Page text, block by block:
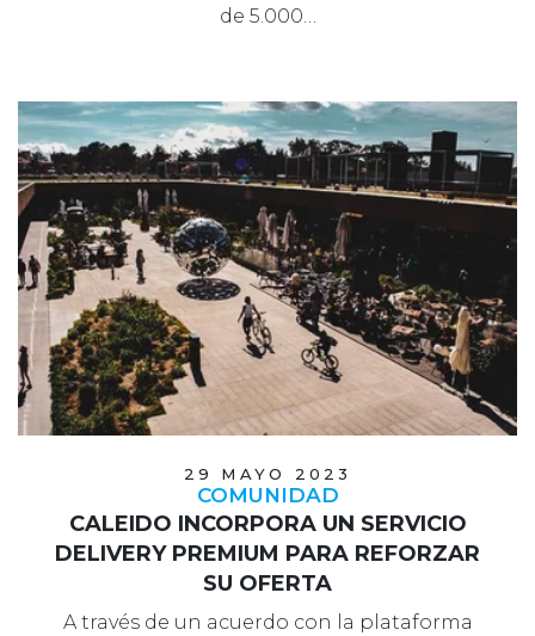
de 5.000…
29 MAYO 2023
COMUNIDAD
CALEIDO INCORPORA UN SERVICIO
DELIVERY PREMIUM PARA REFORZAR
SU OFERTA
A través de un acuerdo con la plataforma